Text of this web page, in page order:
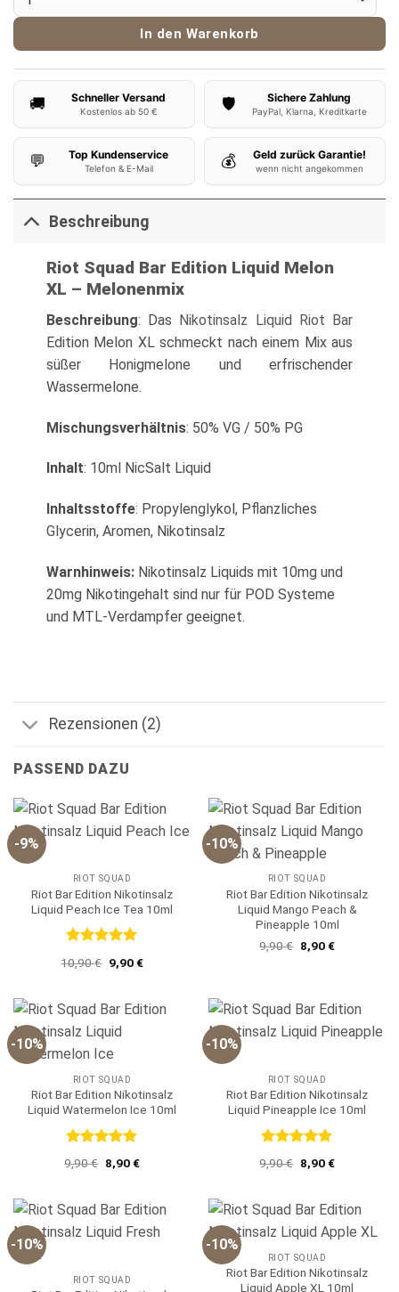
In den Warenkorb
🚚 Schneller Versand
Kostenlos ab 50 € 🛡️ Sichere Zahlung
PayPal, Klarna, Kreditkarte
💬 Top Kundenservice
Telefon & E-Mail 💰 Geld zurück Garantie!
wenn nicht angekommen
Beschreibung
Riot Squad Bar Edition Liquid Melon
XL – Melonenmix
Beschreibung: Das Nikotinsalz Liquid Riot Bar
Edition Melon XL schmeckt nach einem Mix aus
süßer Honigmelone und erfrischender
Wassermelone.
Mischungsverhältnis: 50% VG / 50% PG
Inhalt: 10ml NicSalt Liquid
Inhaltsstoffe: Propylenglykol, Pflanzliches
Glycerin, Aromen, Nikotinsalz
Warnhinweis: Nikotinsalz Liquids mit 10mg und
20mg Nikotingehalt sind nur für POD Systeme
und MTL-Verdampfer geeignet.
Rezensionen (2)
PASSEND DAZU
-9%
RIOT SQUAD
Riot Bar Edition Nikotinsalz
Liquid Peach Ice Tea 10ml
Bewertet
mit 5von
10,90€ Ursprünglicher
Preis
9,90€Aktueller
-10%
RIOT SQUAD
Riot Bar Edition Nikotinsalz
Liquid Mango Peach &
Pineapple 10ml
9,90€ Ursprünglicher
Preis
8,90€Aktueller
-10%
RIOT SQUAD
Riot Bar Edition Nikotinsalz
Liquid Watermelon Ice 10ml
Bewertet
mit 5 von
9,90€ Ursprünglicher
Preis
8,90€Aktueller
-10%
RIOT SQUAD
Riot Bar Edition Nikotinsalz
Liquid Pineapple Ice 10ml
Bewertet
mit 5 von
9,90€ Ursprünglicher
Preis
8,90€Aktueller
-10%
RIOT SQUAD
-10%
RIOT SQUAD
Riot Bar Edition Nikotinsalz
Liquid Apple XL 10ml